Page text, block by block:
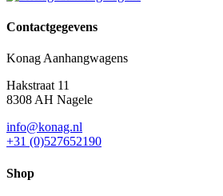
Contactgegevens
Konag Aanhangwagens
Hakstraat 11
8308 AH Nagele
info@konag.nl
+31 (0)527652190
Shop